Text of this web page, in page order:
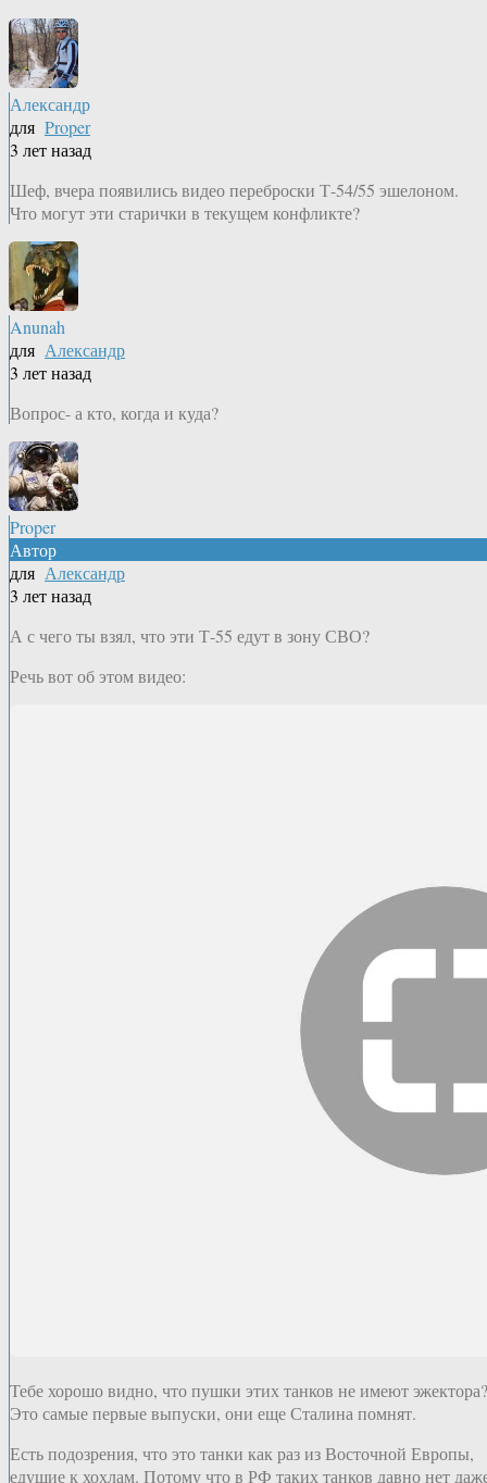
Александр
для Proper
3 лет назад
Шеф, вчера появились видео переброски Т-54/55 эшелоном.
Что могут эти старички в текущем конфликте?
Anunah
для Александр
3 лет назад
Вопрос- а кто, когда и куда?
Proper
Автор
для Александр
3 лет назад
А с чего ты взял, что эти Т-55 едут в зону СВО?
Речь вот об этом видео:
Тебе хорошо видно, что пушки этих танков не имеют эжектора?
Это самые первые выпуски, они еще Сталина помнят.
Есть подозрения, что это танки как раз из Восточной Европы,
едущие к хохлам. Потому что в РФ таких танков давно нет